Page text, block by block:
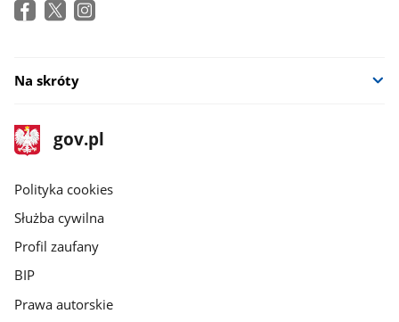
Na skróty
stopka
gov.pl
Strona
gov.pl
gov.pl
Polityka cookies
Służba cywilna
Profil zaufany
BIP
Prawa autorskie